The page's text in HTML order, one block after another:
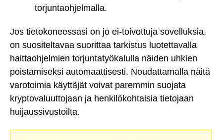
torjuntaohjelmalla.
Jos tietokoneessasi on jo ei-toivottuja sovelluksia,
on suositeltavaa suorittaa tarkistus luotettavalla
haittaohjelmien torjuntatyökalulla näiden uhkien
poistamiseksi automaattisesti. Noudattamalla näitä
varotoimia käyttäjät voivat paremmin suojata
kryptovaluuttojaan ja henkilökohtaisia tietojaan
huijaussivustoilta.